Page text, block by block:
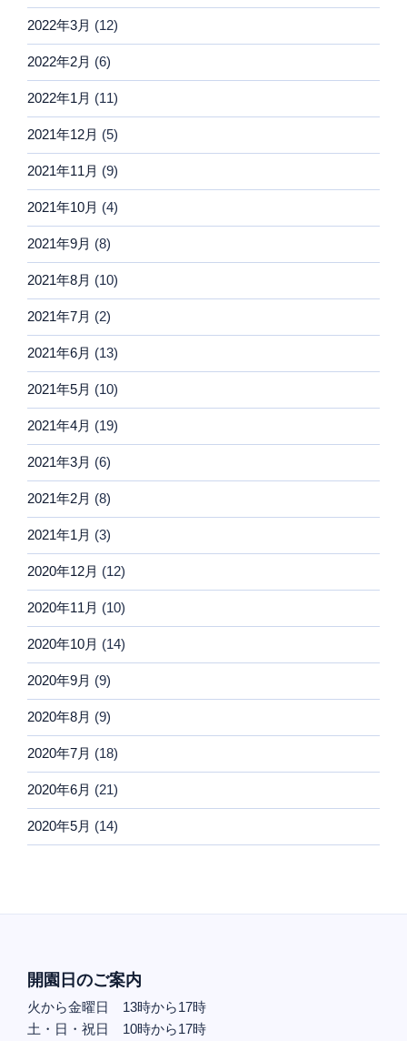
2022年3月 (12)
2022年2月 (6)
2022年1月 (11)
2021年12月 (5)
2021年11月 (9)
2021年10月 (4)
2021年9月 (8)
2021年8月 (10)
2021年7月 (2)
2021年6月 (13)
2021年5月 (10)
2021年4月 (19)
2021年3月 (6)
2021年2月 (8)
2021年1月 (3)
2020年12月 (12)
2020年11月 (10)
2020年10月 (14)
2020年9月 (9)
2020年8月 (9)
2020年7月 (18)
2020年6月 (21)
2020年5月 (14)
開園日のご案内
火から金曜日 13時から17時
土・日・祝日 10時から17時